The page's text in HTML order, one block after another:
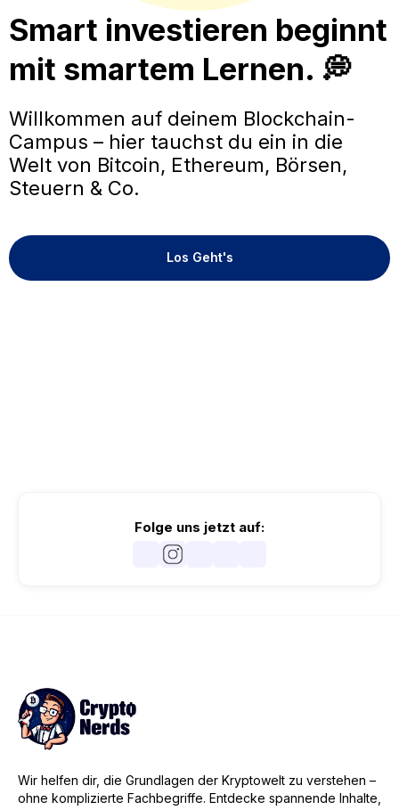
Smart investieren beginnt
mit smartem Lernen. 💭
Willkommen auf deinem Blockchain-
Campus – hier tauchst du ein in die
Welt von Bitcoin, Ethereum, Börsen,
Steuern & Co.
Los Geht's
Folge uns jetzt auf:
Wir helfen dir, die Grundlagen der Kryptowelt zu verstehen –
ohne komplizierte Fachbegriffe. Entdecke spannende Inhalte,